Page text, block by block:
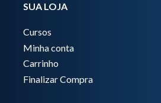
SUA LOJA
Cursos
Minha conta
Carrinho
Finalizar Compra